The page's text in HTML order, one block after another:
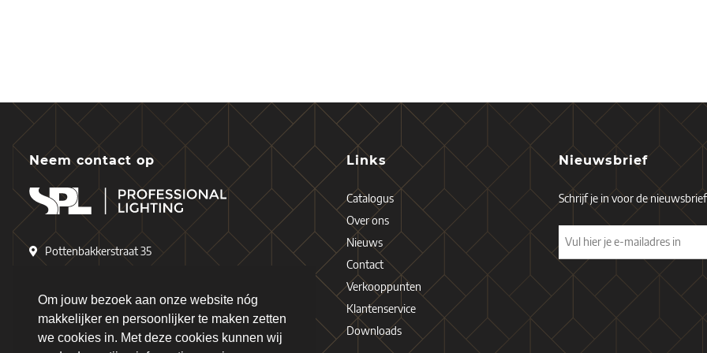
Om jouw bezoek aan onze website nóg
makkelijker en persoonlijker te maken zetten
we cookies in. Met deze cookies kunnen wij
Neem contact op
Pottenbakkerstraat 35
Nederland
+31 (0)76 - 503 77 17
Links
Catalogus
Over ons
Nieuws
Contact
Verkooppunten
Klantenservice
Downloads
Nieuwsbrief
Schrijf je in voor de nieuwsbrief